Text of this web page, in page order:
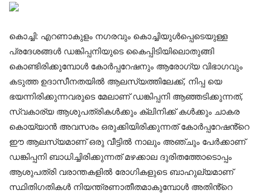
കൊച്ചി: എറണാകുളം നഗരവും കൊച്ചിയുൾപ്പെടെയുള്ള
പ്രദേശങ്ങൾ ഡങ്കിപ്പനിയുടെ കൈപ്പിടിയിലൊതുങ്ങി
കൊണ്ടിരിക്കുമ്പോൾ കോർപ്പറേഷനും ആരോഗ്യ വിഭാഗവും
കടുത്ത ഉദാസീനതയിൽ ആലസ്യത്തിലേക്ക്, നിപ്പ യെ
ഭയന്നിരിക്കുന്നവരുടെ മേലാണ് ഡങ്കിപ്പനി ആഞ്ഞടിക്കുന്നത്,
സ്വകാര്യ ആശുപത്രികൾക്കും ക്ലിനിക്ക് കൾക്കും ചാകര
കൊയ്യാൻ അവസരം ഒരുക്കിയിരിക്കുന്നത് കോർപ്പറേഷൻ്റെ
ഈ ആലസ്യമാണ് ഒരു വീട്ടിൽ നാലും അഞ്ചും പേർക്കാണ്
ഡങ്കിപ്പനി ബാധിച്ചിരിക്കുന്നത് മഴക്കാല ദുരിതത്തോടൊപ്പം
ആശുപത്രി വരാന്തകളിൽ രോഗികളുടെ ബാഹുല്യമാണ്
സ്ഥിതിഗതികൾ നിയന്ത്രണാതീതമാകുമ്പോൾ അതിൻ്റെ